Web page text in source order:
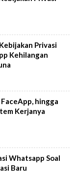
Privasi
Kehilangan
hingga
Kerjanya
Whatsapp Soal
Baru